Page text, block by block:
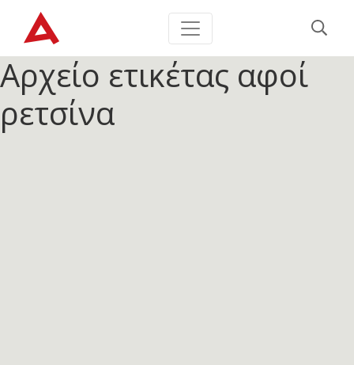
Αρχείο ετικέτας αφοί
ρετσίνα